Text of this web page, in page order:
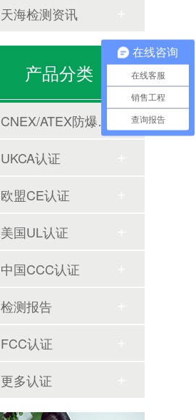
天海检测资讯
产品分类
CNEX/ATEX防爆合格证
UKCA认证
欧盟CE认证
美国UL认证
中国CCC认证
检测报告
FCC认证
更多认证
在线咨询
在线客服
销售工程
查询报告